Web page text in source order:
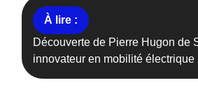
Découverte de Pierre Hugon de
innovateur en mobilité électrique